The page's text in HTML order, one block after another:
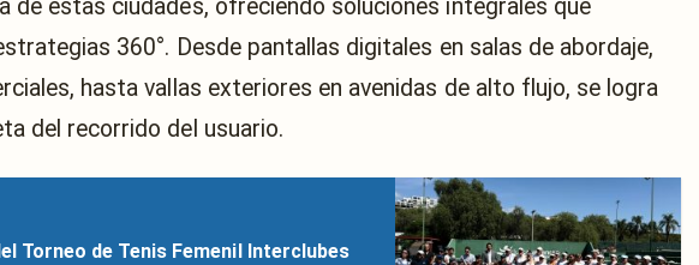
de estas ciudades, ofreciendo soluciones integrales que
360°. Desde pantallas digitales en salas de abordaje,
hasta vallas exteriores en avenidas de alto flujo, se logra
del recorrido del usuario.
Torneo de Tenis Femenil Interclubes